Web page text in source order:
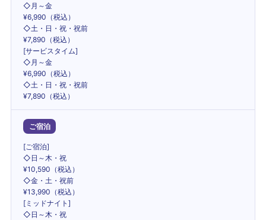
◇月～金
¥6,990（税込）
◇土・日・祝・祝前
¥7,890（税込）
[サービスタイム]
◇月～金
¥6,990（税込）
◇土・日・祝・祝前
¥7,890（税込）
ご宿泊
[ご宿泊]
◇日～木・祝
¥10,590（税込）
◇金・土・祝前
¥13,990（税込）
[ミッドナイト]
◇日～木・祝